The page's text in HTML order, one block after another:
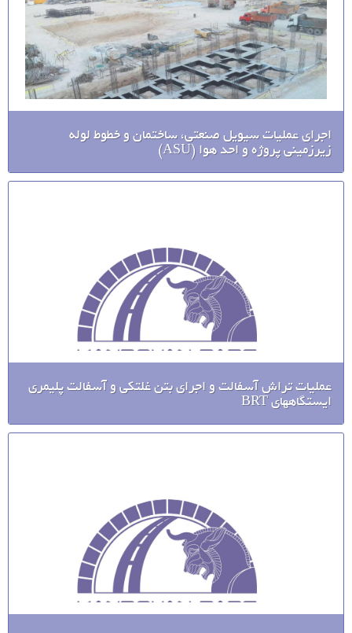
اجرای عملیات سیویل صنعتی، ساختمان و خطوط لوله
زیرزمینی پروژه و احد هوا (ASU)
عملیات تراش آسفالت و اجرای بتن غلتکی و آسفالت پلیمری
ایستگاههای BRT